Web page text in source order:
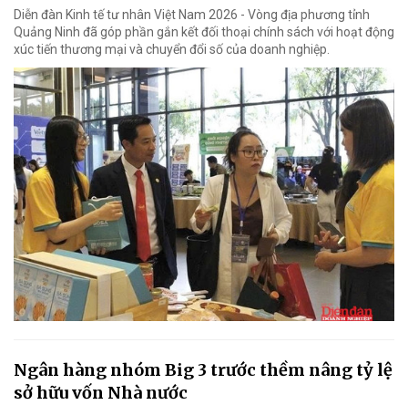
Diễn đàn Kinh tế tư nhân Việt Nam 2026 - Vòng địa phương tỉnh
Quảng Ninh đã góp phần gắn kết đối thoại chính sách với hoạt động
xúc tiến thương mại và chuyển đổi số của doanh nghiệp.
Ngân hàng nhóm Big 3 trước thềm nâng tỷ lệ
sở hữu vốn Nhà nước